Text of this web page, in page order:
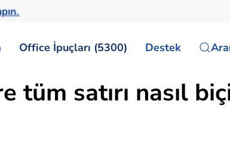
Office İpuçları (5300) Destek
tüm satırı nasıl